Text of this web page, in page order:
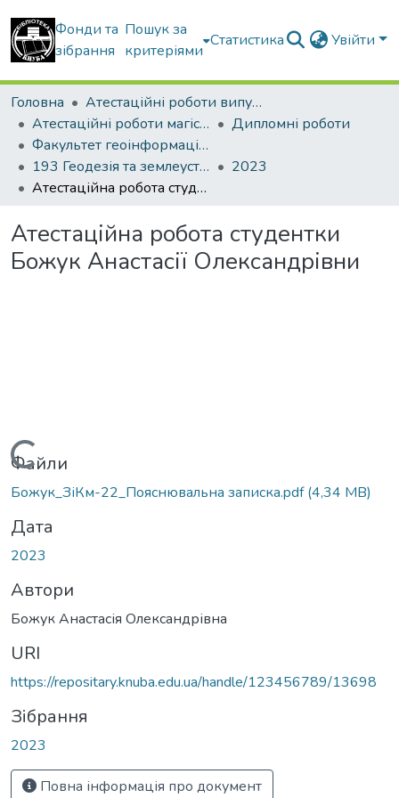
Фонди та
зібрання
Пошук за
критеріями
Статистика Увійти
Головна
Атестаційні роботи випускників
Атестаційні роботи магістрів
Дипломні роботи
Факультет геоінформаційних систем та управління територіями
193 Геодезія та землеустрій. Землеустрій і кадастр
2023
Атестаційна робота студентки Божук Анастасії Олександрівни
Атестаційна робота студентки
Божук Анастасії Олександрівни
Вантажиться...
Файли
Божук_ЗіКм-22_Пояснювальна записка.pdf(4,34 MB)
Дата
2023
Автори
Божук Анастасія Олександрівна
URI
https://repositary.knuba.edu.ua/handle/123456789/13698
Зібрання
2023
Повна інформація про документ